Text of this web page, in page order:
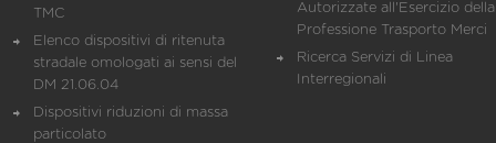
TMC
Elenco dispositivi di ritenuta
stradale omologati ai sensi del
DM 21.06.04
Dispositivi riduzioni di massa
particolato
Autorizzate all'Esercizio della
Professione Trasporto Merci
Ricerca Servizi di Linea
Interregionali